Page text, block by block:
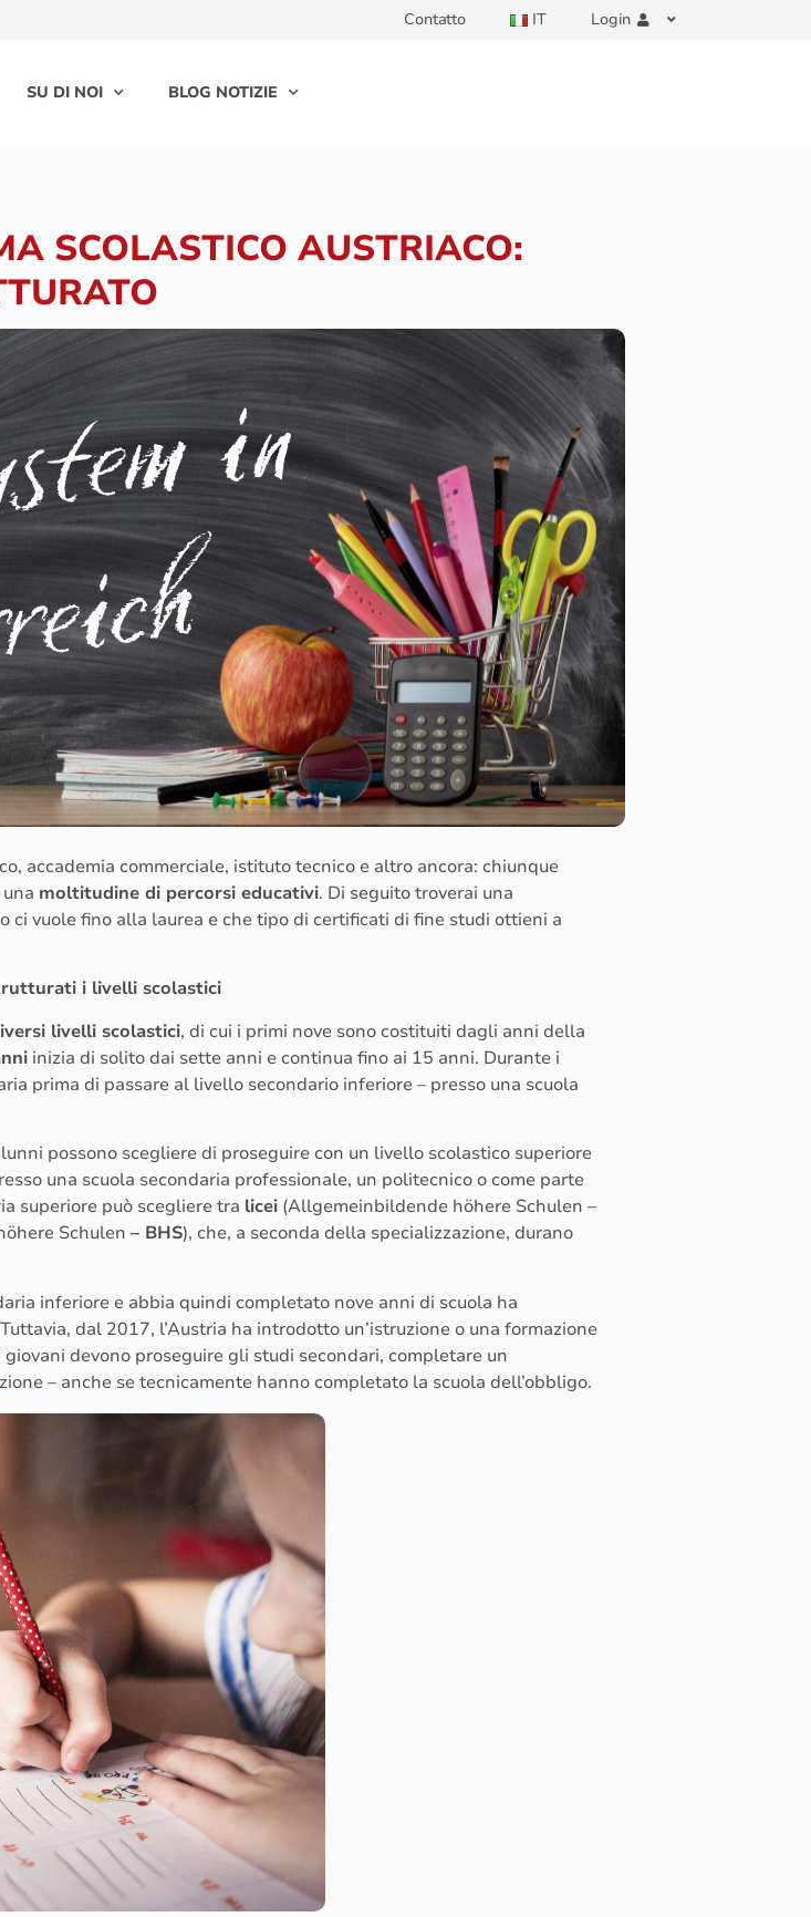
Contatto IT Login
SU DI NOI BLOG NOTIZIE
SCOLASTICO AUSTRIACO:
accademia commerciale, istituto tecnico e altro ancora: chiunque
moltitudine di percorsi educativi. Di seguito troverai una
ci vuole fino alla laurea e che tipo di certificati di fine studi ottieni a
i livelli scolastici
livelli scolastici, di cui i primi nove sono costituiti dagli anni della
inizia di solito dai sette anni e continua fino ai 15 anni. Durante i
prima di passare al livello secondario inferiore – presso una scuola
possono scegliere di proseguire con un livello scolastico superiore
una scuola secondaria professionale, un politecnico o come parte
superiore può scegliere tra licei (Allgemeinbildende höhere Schulen –
Schulen – BHS), che, a seconda della specializzazione, durano
inferiore e abbia quindi completato nove anni di scuola ha
dal 2017, l’Austria ha introdotto un’istruzione o una formazione
devono proseguire gli studi secondari, completare un
– anche se tecnicamente hanno completato la scuola dell’obbligo.